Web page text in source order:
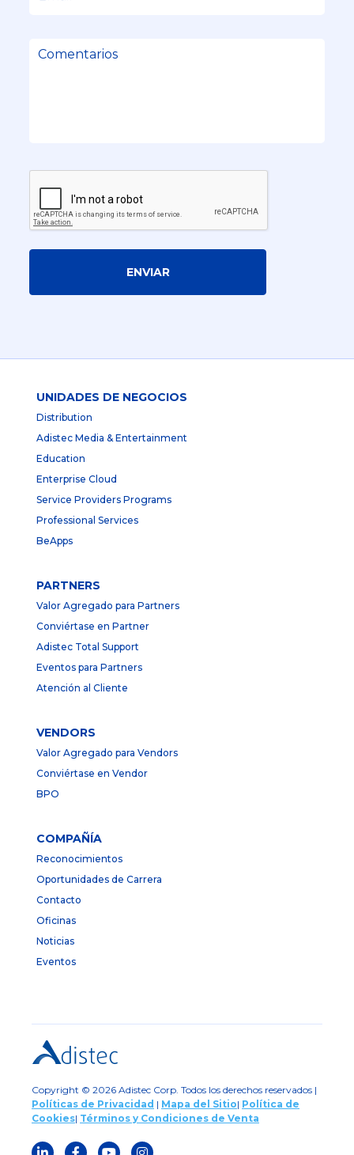
ENVIAR
UNIDADES DE NEGOCIOS
Distribution
Adistec Media & Entertainment
Education
Enterprise Cloud
Service Providers Programs
Professional Services
BeApps
PARTNERS
Valor Agregado para Partners
Conviértase en Partner
Adistec Total Support
Eventos para Partners
Atención al Cliente
VENDORS
Valor Agregado para Vendors
Conviértase en Vendor
BPO
COMPAÑÍA
Reconocimientos
Oportunidades de Carrera
Contacto
Oficinas
Noticias
Eventos
Copyright © 2026 Adistec Corp. Todos los derechos reservados |
Políticas de Privacidad | Mapa del Sitio| Política de
Cookies| Términos y Condiciones de Venta